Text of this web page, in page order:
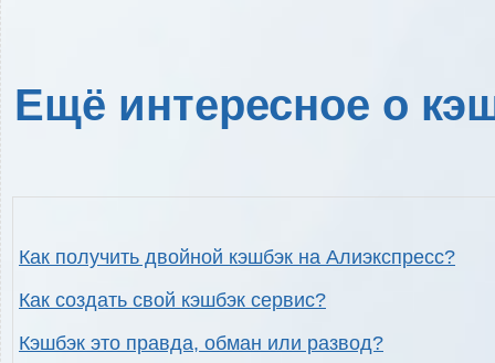
Ещё интересное о
Как получить двойной кэшбэк на Алиэкспресс?
Как создать свой кэшбэк сервис?
Кэшбэк это правда, обман или развод?